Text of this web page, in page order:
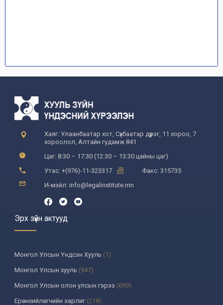
Хаяг: Улаанбаатар хот, Сүхбаатар дүүрэг, 11 хороо, 7
хороолол, Алтайн гудамж 841
Цаг: 8:30 – 17:30 (12:30 – 13:30 цайны цаг)
Утас: +(976)-11-323317
Факс: 315735
И-мэйл: info@legalinstitute.mn
Эрх зүйн актууд
Монгол Улсын Үндсэн Хууль (1)
Монгол Улсын хууль (947)
Монгол Улсын олон улсын гэрээ (699)
Ерөнхийлөгчийн зарлиг(218)